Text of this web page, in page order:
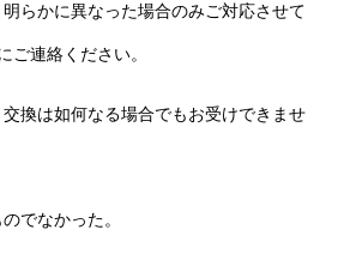
らかに異なった場合のみご対応させて
連絡ください。
換は如何なる場合でもお受けできませ
でなかった。